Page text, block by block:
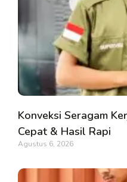
Konveksi Seragam
Cepat & Hasil Rapi
Agustus 6, 2026